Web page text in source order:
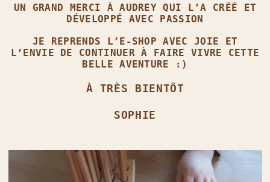
UN GRAND MERCI À AUDREY QUI L’A CRÉÉ ET
DÉVELOPPÉ AVEC PASSION
JE REPRENDS L’E‑SHOP AVEC JOIE ET
L’ENVIE DE CONTINUER À FAIRE VIVRE CETTE
BELLE AVENTURE :)
À TRÈS BIENTÔT
SOPHIE